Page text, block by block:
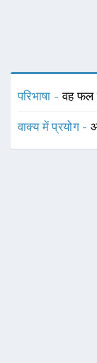
परिभाषा -वह फल
वाक्य में प्रयोग -